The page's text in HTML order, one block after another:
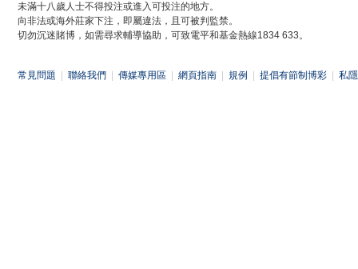
未滿十八歲人士不得投注或進入可投注的地方。
向非法或海外莊家下注，即屬違法，且可被判監禁。
切勿沉迷賭博，如需尋求輔導協助，可致電平和基金熱線1834 633。
常見問題 聯絡我們 傳媒專用區 網頁指南 規例 提倡有節制博彩 私